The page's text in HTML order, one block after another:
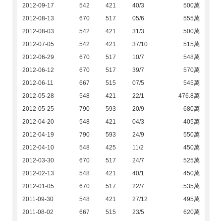
2012-09-17
542 421 40/3
500萬
2012-08-13
670 517 05/6
555萬
2012-08-03
542 421 31/3
500萬
2012-07-05
542 421 37/10
515萬
2012-06-29
670 517 10/7
548萬
2012-06-12
670 517 39/7
570萬
2012-06-11
667 515 07/5
545萬
2012-05-28
548 421 22/1
476.8萬
2012-05-25
790 593 20/9
680萬
2012-04-20
548 421 04/3
405萬
2012-04-19
790 593 24/9
550萬
2012-04-10
548 425 11/2
450萬
2012-03-30
670 517 24/7
525萬
2012-02-13
548 421 40/1
450萬
2012-01-05
670 517 22/7
535萬
2011-09-30
548 421 27/12
495萬
2011-08-02
667 515 23/5
620萬